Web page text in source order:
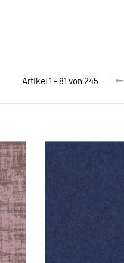
Artikel 1 - 81 von 245